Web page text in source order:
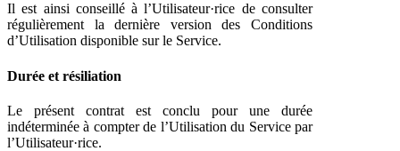
Il est ainsi conseillé à l’Utilisateur·rice de consulter
régulièrement la dernière version des Conditions
d’Utilisation disponible sur le Service.
Durée et résiliation
Le présent contrat est conclu pour une durée
indéterminée à compter de l’Utilisation du Service par
l’Utilisateur·rice.